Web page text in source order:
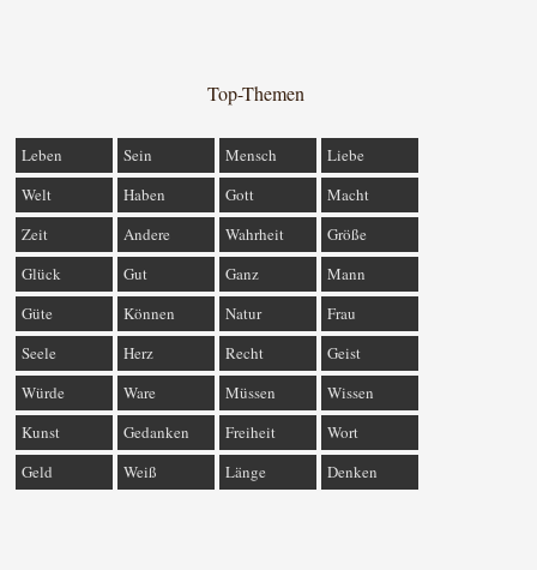
Top-Themen
Leben Sein Mensch
Liebe
Welt
Haben Gott
Macht
Zeit
Andere Wahrheit
Größe
Glück
Gut Ganz
Mann
Güte
Können Natur
Frau
Seele
Herz Recht
Geist
Würde
Ware Müssen
Wissen
Kunst
Gedanken Freiheit
Wort
Geld
Weiß Länge Denken